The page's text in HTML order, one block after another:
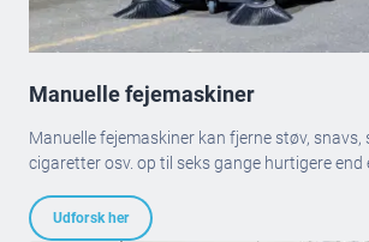
Manuelle fejemaskiner
Manuelle fejemaskiner kan fjerne støv, snavs,
cigaretter osv. op til seks gange hurtigere end
Udforsk her